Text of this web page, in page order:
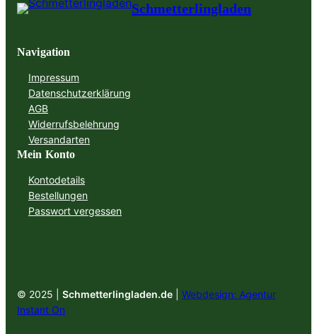
Schmetterlingladen
Navigation
Impressum
Datenschutzerklärung
AGB
Widerrufsbelehrung
Versandarten
Mein Konto
Kontodetails
Bestellungen
Passwort vergessen
© 2025 | Schmetterlingladen.de
Webdesign: Agentur
Instant On